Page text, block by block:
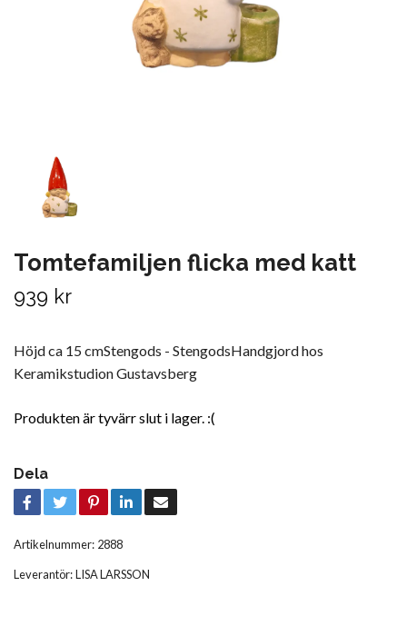
Tomtefamiljen flicka med katt
939 kr
Höjd ca 15 cmStengods - StengodsHandgjord hos
Keramikstudion Gustavsberg
Produkten är tyvärr slut i lager. :(
Dela
Artikelnummer: 2888
Leverantör:LISA LARSSON